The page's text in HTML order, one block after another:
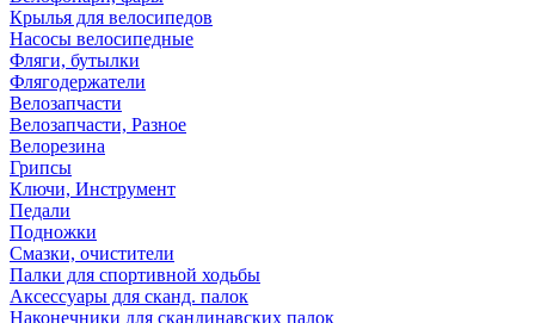
Крылья для велосипедов
Насосы велосипедные
Фляги, бутылки
Флягодержатели
Велозапчасти
Велозапчасти, Разное
Велорезина
Грипсы
Ключи, Инструмент
Педали
Подножки
Смазки, очистители
Палки для спортивной ходьбы
Аксессуары для сканд. палок
Наконечники для скандинавских палок